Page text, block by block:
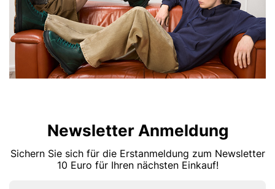
Newsletter Anmeldung
Sichern Sie sich für die Erstanmeldung zum Newsletter
10 Euro für Ihren nächsten Einkauf!